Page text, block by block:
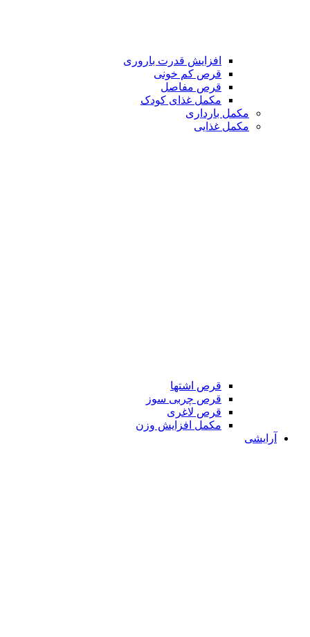
افزایش قدرت باروری
قرص کم خونی
قرص مفاصل
مکمل غذای کودک
مکمل بارداری
مکمل غذایی
قرص اشتها
قرص چربی سوز
قرص لاغری
مکمل افزایش وزن
آرایشی